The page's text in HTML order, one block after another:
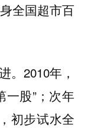
全国超市百
。2010年，
一股”；次年
初步试水全